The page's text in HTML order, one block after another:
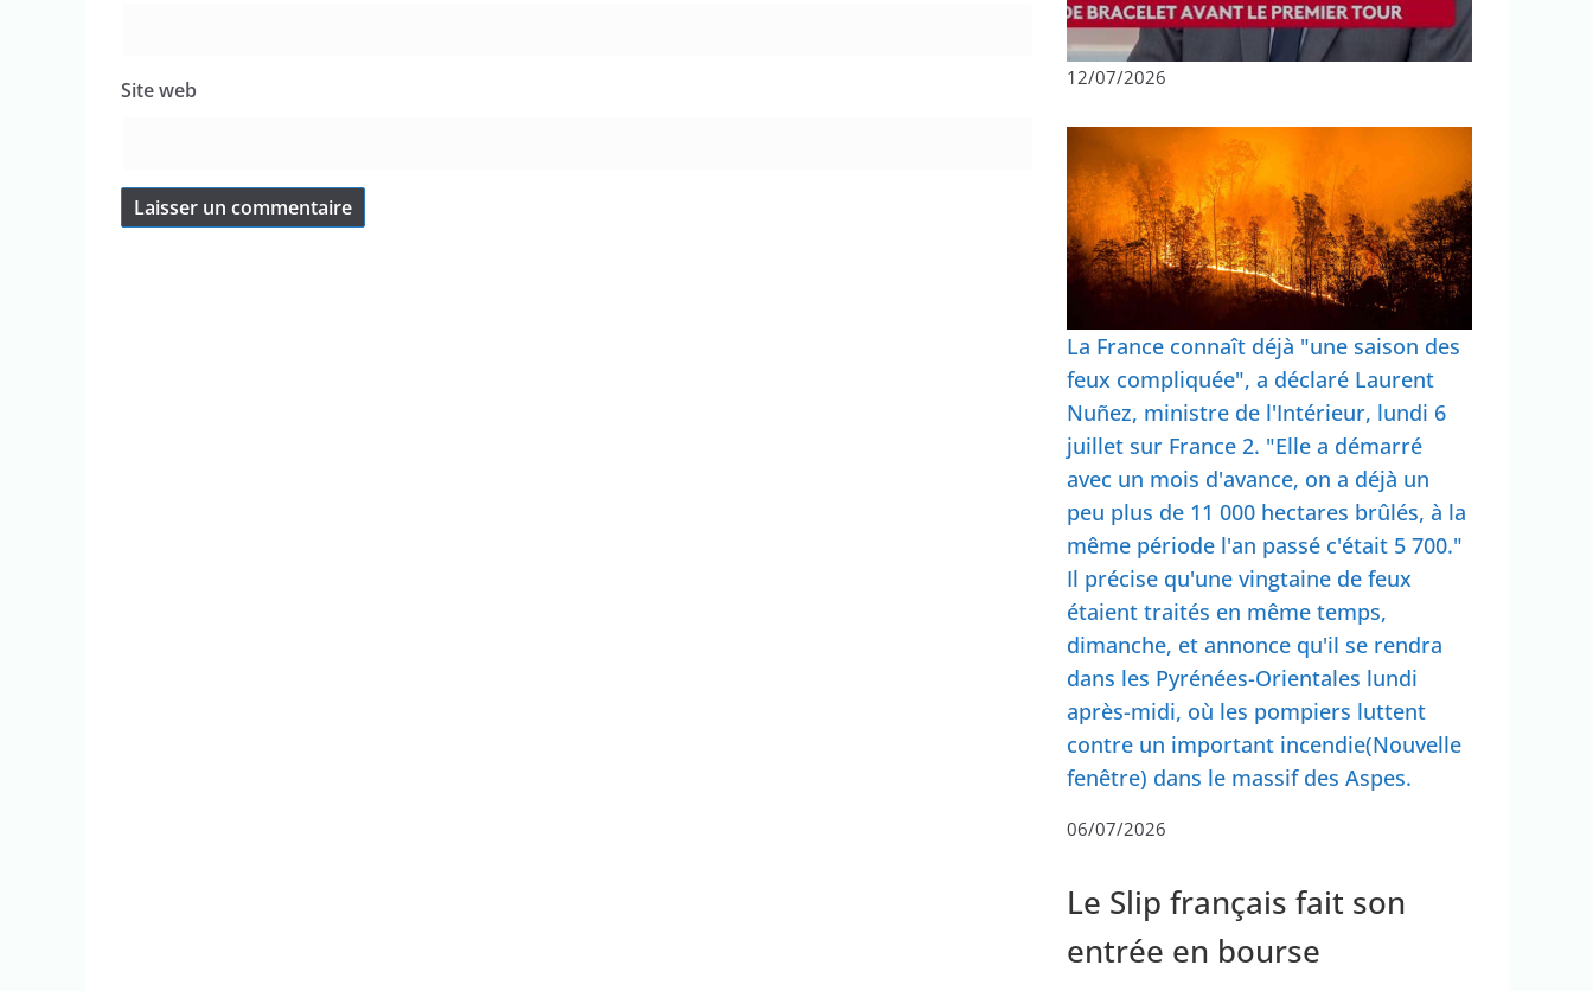
Site web 12/07/2026
La France connaît déjà "une saison des
feux compliquée", a déclaré Laurent
Nuñez, ministre de l'Intérieur, lundi 6
juillet sur France 2. "Elle a démarré
avec un mois d'avance, on a déjà un
peu plus de 11 000 hectares brûlés, à la
même période l'an passé c'était 5 700."
Il précise qu'une vingtaine de feux
étaient traités en même temps,
dimanche, et annonce qu'il se rendra
dans les Pyrénées-Orientales lundi
après-midi, où les pompiers luttent
contre un important incendie(Nouvelle
fenêtre) dans le massif des Aspes.
06/07/2026
Le Slip français fait son
entrée en bourse